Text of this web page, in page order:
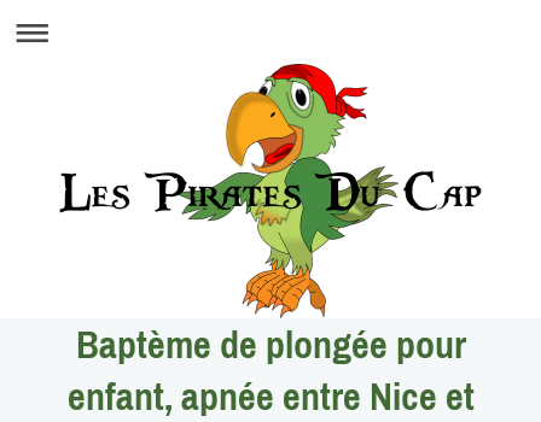
Baptème de plongée pour
enfant, apnée entre Nice et